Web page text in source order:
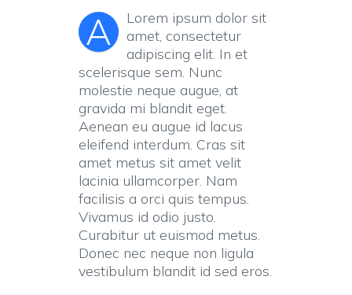
A
Lorem ipsum dolor sit
amet, consectetur
adipiscing elit. In et
scelerisque sem. Nunc
molestie neque augue, at
gravida mi blandit eget.
Aenean eu augue id lacus
eleifend interdum. Cras sit
amet metus sit amet velit
lacinia ullamcorper. Nam
facilisis a orci quis tempus.
Vivamus id odio justo.
Curabitur ut euismod metus.
Donec nec neque non ligula
vestibulum blandit id sed eros.